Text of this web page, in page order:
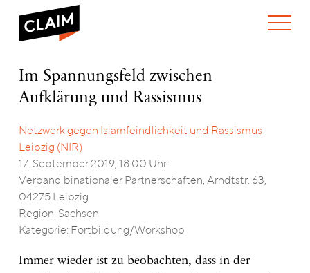
TEAM
TRANSPARENZ
WAS WIR TUN
AKTUELLES
VERANSTALTUNGEN
Spannungsfeld
zwischen
Rassismus
Im Spannungsfeld zwischen
Aufklärung und Rassismus
Netzwerk gegen Islamfeindlichkeit und Rassismus
Leipzig (NIR)
17. September 2019, 18:00 Uhr
Verband binationaler Partnerschaften, Arndtstr. 63,
04275 Leipzig
Region: Sachsen
Kategorie: Fortbildung/Workshop
Immer wieder ist zu beobachten, dass in der